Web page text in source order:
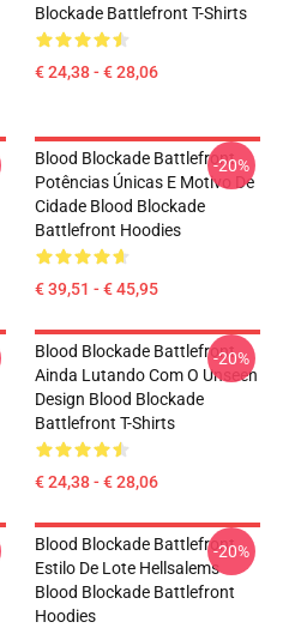
Blockade Battlefront T-Shirts
€ 24,38 - € 28,06
Blood Blockade Battlefront
Potências Únicas E Motivo De
Cidade Blood Blockade
Battlefront Hoodies
€ 39,51 - € 45,95
-20%
Blood Blockade Battlefront
Ainda Lutando Com O Unseen
Design Blood Blockade
Battlefront T-Shirts
€ 24,38 - € 28,06
-20%
Blood Blockade Battlefront
Estilo De Lote Hellsalems
Blood Blockade Battlefront
Hoodies
-20%